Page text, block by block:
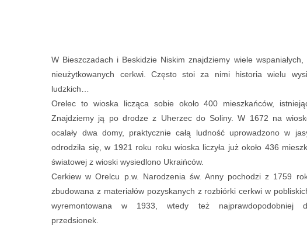
W Bieszczadach i Beskidzie Niskim znajdziemy wiele
nieużytkowanych cerkwi. Często stoi za nimi historia wielu
ludzkich…
Orelec to wioska licząca sobie około 400 mieszkańców,
Znajdziemy ją po drodze z Uherzec do Soliny. W 1672 na
ocalały dwa domy, praktycznie całą ludność uprowadzono w
odrodziła się, w 1921 roku roku wioska liczyła już około 436
światowej z wioski wysiedlono Ukraińców.
Cerkiew w Orelcu p.w. Narodzenia św. Anny pochodzi z 1759
zbudowana z materiałów pozyskanych z rozbiórki cerkwi w
wyremontowana w 1933, wtedy też najprawdopodobniej
przedsionek.